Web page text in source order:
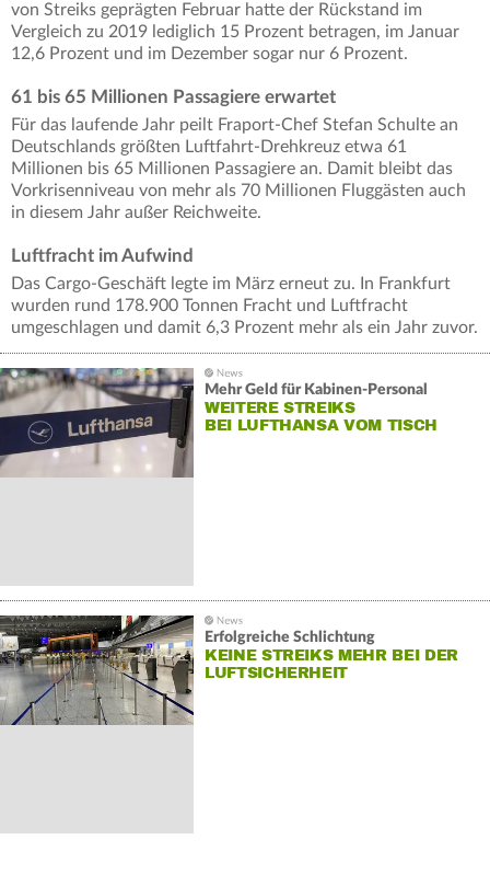
von Streiks geprägten Februar hatte der Rückstand im
Vergleich zu 2019 lediglich 15 Prozent betragen, im Januar
12,6 Prozent und im Dezember sogar nur 6 Prozent.
61 bis 65 Millionen Passagiere erwartet
Für das laufende Jahr peilt Fraport-Chef Stefan Schulte an
Deutschlands größten Luftfahrt-Drehkreuz etwa 61
Millionen bis 65 Millionen Passagiere an. Damit bleibt das
Vorkrisenniveau von mehr als 70 Millionen Fluggästen auch
in diesem Jahr außer Reichweite.
Luftfracht im Aufwind
Das Cargo-Geschäft legte im März erneut zu. In Frankfurt
wurden rund 178.900 Tonnen Fracht und Luftfracht
umgeschlagen und damit 6,3 Prozent mehr als ein Jahr zuvor.
Mehr Geld für Kabinen-Personal
WEITERE STREIKS
BEI LUFTHANSA VOM TISCH
Erfolgreiche Schlichtung
KEINE STREIKS MEHR BEI DER
LUFTSICHERHEIT